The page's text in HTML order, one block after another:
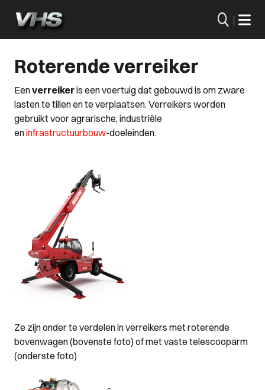
|
Roterende verreiker
Eenverreikeris een voertuig dat gebouwd is om zware
lasten te tillen en te verplaatsen. Verreikers worden
gebruikt voor agrarische, industriële
eninfrastructuurbouw-doeleinden.
Ze zijn onder te verdelen in verreikers met roterende
bovenwagen (bovenste foto) of met vaste telescooparm
(onderste foto)